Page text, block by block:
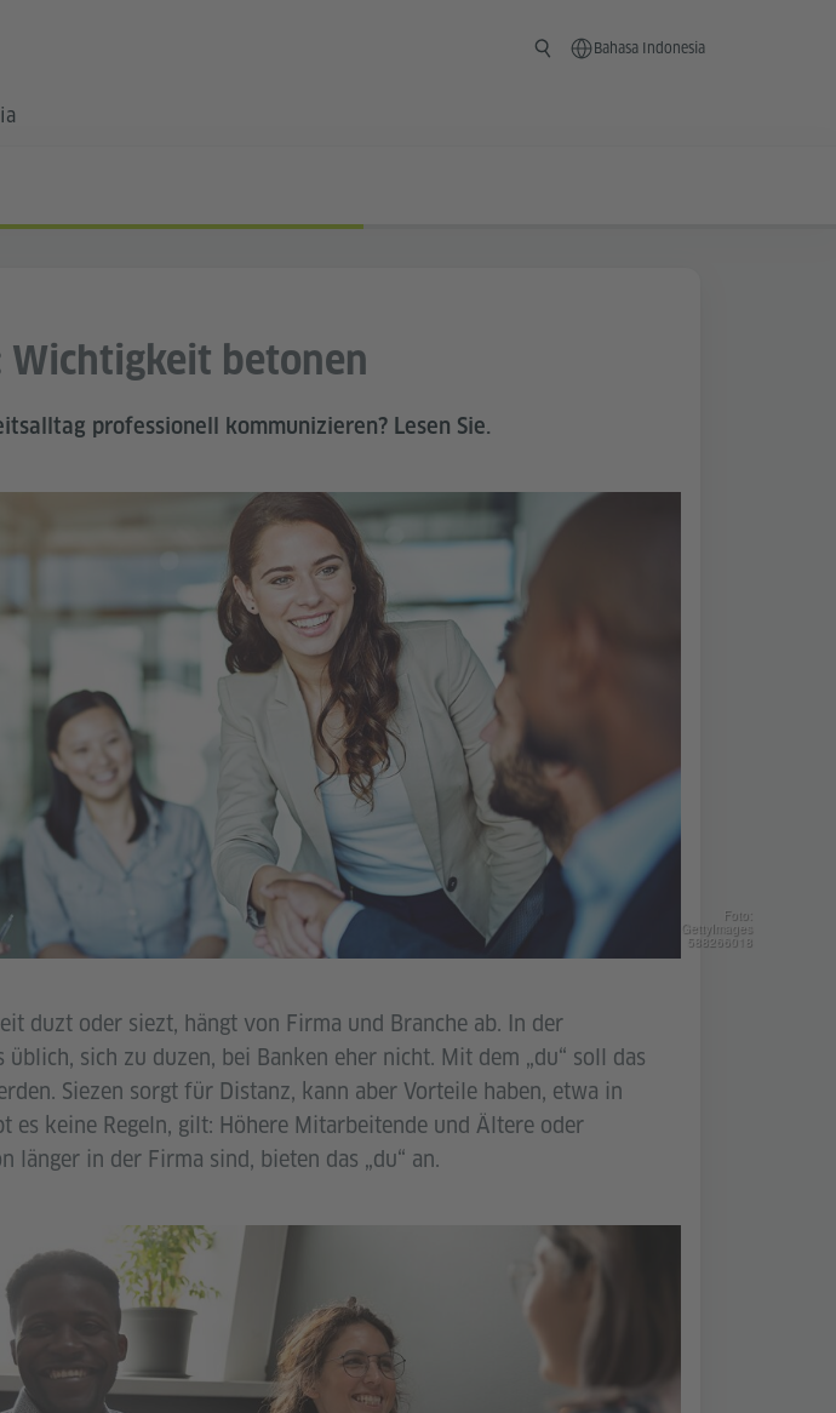
Bahasa Indonesia
Wichtigkeit betonen
professionell kommunizieren? Lesen Sie.
Foto:
GettyImages
588266018
duzt oder siezt, hängt von Firma und Branche ab. In der
üblich, sich zu duzen, bei Banken eher nicht. Mit dem „du“ soll das
Siezen sorgt für Distanz, kann aber Vorteile haben, etwa in
es keine Regeln, gilt: Höhere Mitarbeitende und Ältere oder
länger in der Firma sind, bieten das „du“ an.